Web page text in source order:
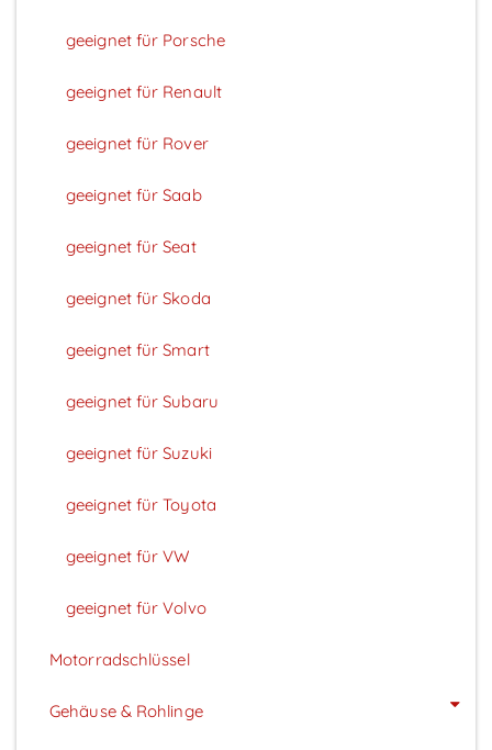
geeignet für Porsche
geeignet für Renault
geeignet für Rover
geeignet für Saab
geeignet für Seat
geeignet für Skoda
geeignet für Smart
geeignet für Subaru
geeignet für Suzuki
geeignet für Toyota
geeignet für VW
geeignet für Volvo
Motorradschlüssel
Gehäuse & Rohlinge